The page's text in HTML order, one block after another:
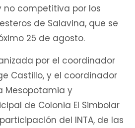
competitiva por los
de Salavina, que se
25 de agosto.
por el coordinador
Castillo, y el coordinador
Mesopotamia y
de Colonia El Simbolar
del INTA, de las